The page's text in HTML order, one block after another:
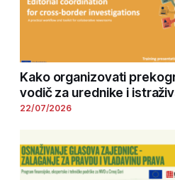
Kako organizovati
vodič za urednike i
22/07/2026